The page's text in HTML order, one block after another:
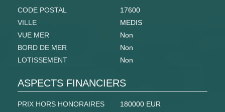
CODE POSTAL
17600
VILLE
MEDIS
VUE MER
Non
BORD DE MER
Non
LOTISSEMENT
Non
ASPECTS FINANCIERS
PRIX HORS HONORAIRES
180000 EUR